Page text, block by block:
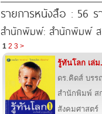
รายการหนังสือ : 56 ร
สำนักพิมพ์: สำนักพิมพ์ ส
1 2 3 >
รู้ทันโลก เล่ม
ดร.คิดส์ บรร
สำนักพิมพ์ ส
สังคมศาสตร์